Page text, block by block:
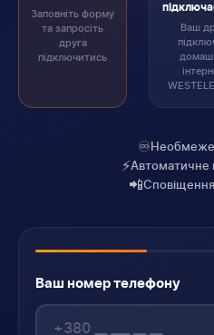
Заповніть форму
та запросіть
друга
підключитись
Ваш
♾️
⚡Автоматичне
📲
Ваш номер телефону